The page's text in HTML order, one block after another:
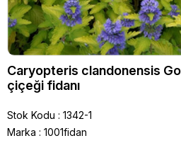
Caryopteris clandonensis
çiçeği fidanı
Stok Kodu
1342-1
Marka : 1001fidan